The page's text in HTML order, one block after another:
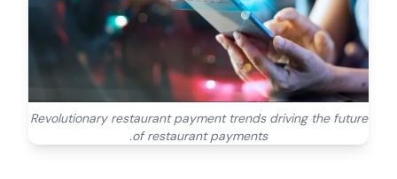
Revolutionary restaurant payment trends driving the future
of restaurant payments.